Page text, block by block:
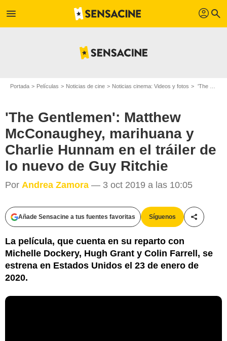
menu profil search
Portada Películas Noticias de cine Noticias cinema: Videos y fotos 'The Gentlemen': Matthew McConaughey, marihuana y Charlie Hunnam en el tráiler de lo nuevo de Guy Ritchie
'The Gentlemen': Matthew
McConaughey, marihuana y
Charlie Hunnam en el tráiler de
lo nuevo de Guy Ritchie
Por Andrea Zamora — 3 oct 2019 a las 10:05
Añade Sensacine a tus fuentes favoritas Síguenos
La película, que cuenta en su reparto con
Michelle Dockery, Hugh Grant y Colin Farrell, se
estrena en Estados Unidos el 23 de enero de
2020.